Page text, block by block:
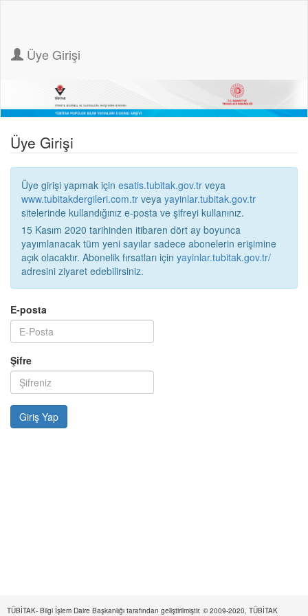
Üye Girişi
Üye Girişi
Üye girişi yapmak için esatis.tubitak.gov.tr veya
www.tubitakdergileri.com.tr veya yayinlar.tubitak.gov.tr
sitelerinde kullandığınız e-posta ve şifreyi kullanınız.
15 Kasım 2020 tarihinden itibaren dört ay boyunca
yayımlanacak tüm yeni sayılar sadece abonelerin erişimine
açık olacaktır. Abonelik fırsatları için yayinlar.tubitak.gov.tr/
adresini ziyaret edebilirsiniz.
E-posta
Şifre
TÜBİTAK- Bilgi İşlem Daire Başkanlığı tarafından geliştirilmiştir. © 2009-2020, TÜBİTAK